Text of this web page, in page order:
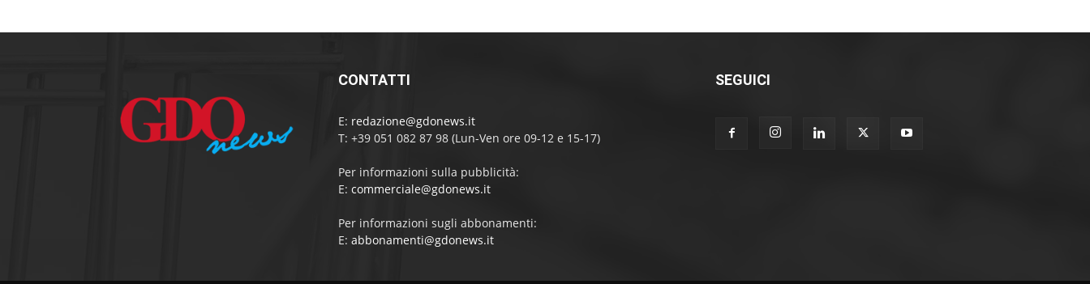
CONTATTI
E: redazione@gdonews.it
T: +39 051 082 87 98 (Lun-Ven ore 09-12 e 15-17)
Per informazioni sulla pubblicità:
E: commerciale@gdonews.it
Per informazioni sugli abbonamenti:
E: abbonamenti@gdonews.it
SEGUICI